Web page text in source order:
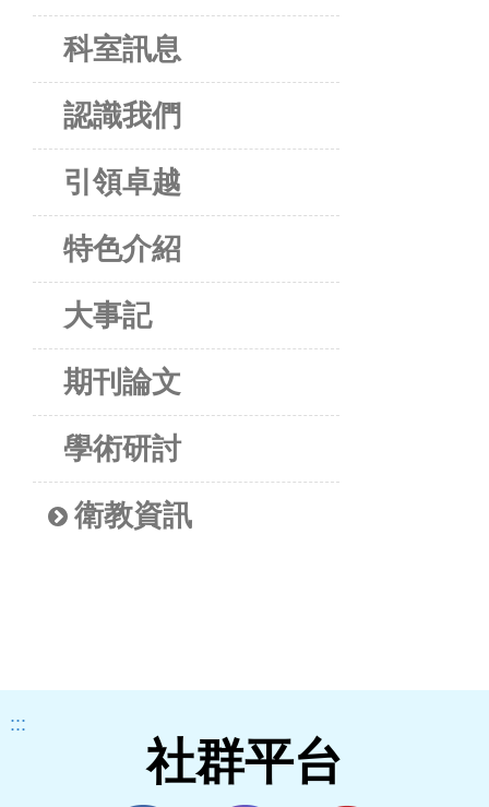
科室訊息
認識我們
引領卓越
特色介紹
大事記
期刊論文
學術研討
衛教資訊
:::
社群平台